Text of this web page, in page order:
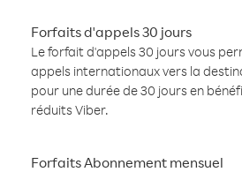
Forfaits d'appels 30 jours
Le forfait d'appels 30 jours vous
appels internationaux vers la
pour une durée de 30 jours en
réduits Viber.
Forfaits Abonnement mensuel